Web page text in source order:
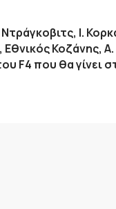
Ι.
Εθνικός Κοζάνης,
F4 που θα γίνει